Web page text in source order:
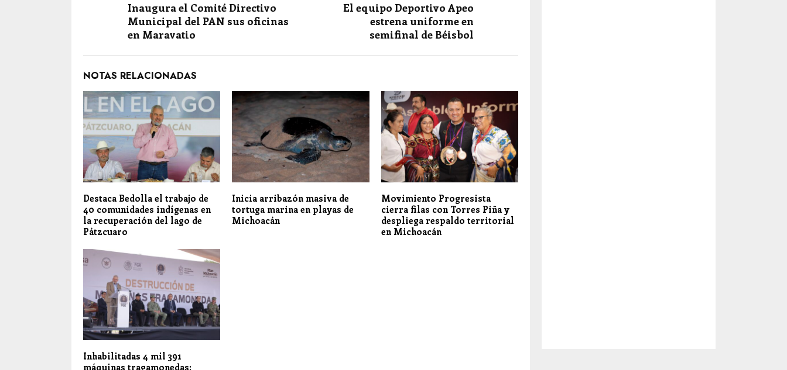
Inaugura el Comité Directivo
Municipal del PAN sus oficinas
en Maravatio
El equipo Deportivo Apeo
estrena uniforme en
semifinal de Béisbol
NOTAS RELACIONADAS
Destaca Bedolla el trabajo de
40 comunidades indígenas en
la recuperación del lago de
Pátzcuaro
Inicia arribazón masiva de
tortuga marina en playas de
Michoacán
Movimiento Progresista
cierra filas con Torres Piña y
despliega respaldo territorial
en Michoacán
Inhabilitadas 4 mil 391
máquinas tragamonedas;